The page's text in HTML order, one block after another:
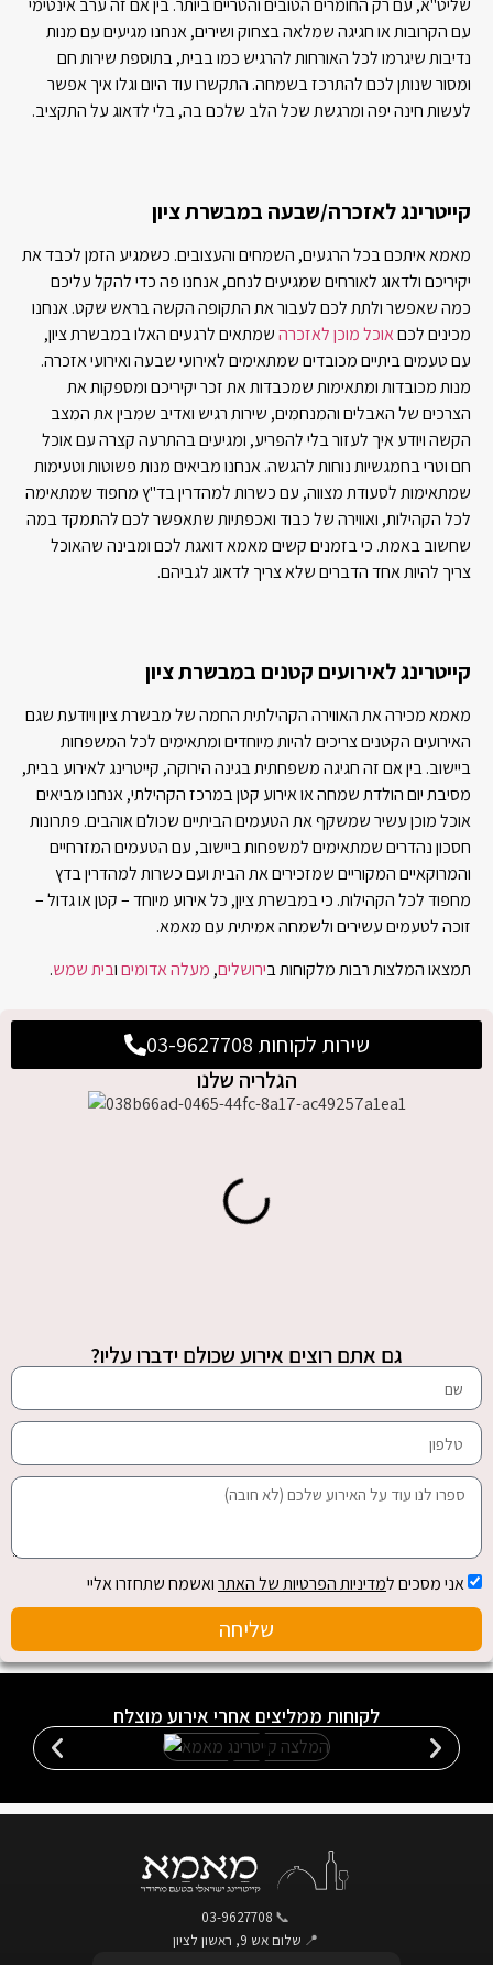
שירות לקוחות 03-9627708
הגלריה שלנו
גם אתם רוצים אירוע שכולם ידברו עליו?
אני מסכים למדיניות הפרטיות של האתרואשמח שתחזרו אליי
שליחה
שליט"א, עם רק החומרים הטובים והטריים ביותר. בין אם זה ערב אינטימי
עם הקרובות או חגיגה שמלאה בצחוק ושירים, אנחנו מגיעים עם מנות
נדיבות שיגרמו לכל האורחות להרגיש כמו בבית, בתוספת שירות חם
ומסור שנותן לכם להתרכז בשמחה. התקשרו עוד היום וגלו איך אפשר
לעשות חינה יפה ומרגשת שכל הלב שלכם בה, בלי לדאוג על התקציב.
קייטרינג לאזכרה/שבעה במבשרת ציון
מאמא איתכם בכל הרגעים, השמחים והעצובים. כשמגיע הזמן לכבד את
יקיריכם ולדאוג לאורחים שמגיעים לנחם, אנחנו פה כדי להקל עליכם
כמה שאפשר ולתת לכם לעבור את התקופה הקשה בראש שקט. אנחנו
מכינים לכםאוכל מוכן לאזכרהשמתאים לרגעים האלו במבשרת ציון,
עם טעמים ביתיים מכובדים שמתאימים לאירועי שבעה ואירועי אזכרה.
מנות מכובדות ומתאימות שמכבדות את זכר יקיריכם ומספקות את
הצרכים של האבלים והמנחמים, שירות רגיש ואדיב שמבין את המצב
הקשה ויודע איך לעזור בלי להפריע, ומגיעים בהתרעה קצרה עם אוכל
חם וטרי בחמגשיות נוחות להגשה. אנחנו מביאים מנות פשוטות וטעימות
שמתאימות לסעודת מצווה, עם כשרות למהדרין בד"ץ מחפוד שמתאימה
לכל הקהילות, ואווירה של כבוד ואכפתיות שתאפשר לכם להתמקד במה
שחשוב באמת. כי בזמנים קשים מאמא דואגת לכם ומבינה שהאוכל
צריך להיות אחד הדברים שלא צריך לדאוג לגביהם.
קייטרינג לאירועים קטנים במבשרת ציון
מאמא מכירה את האווירה הקהילתית החמה של מבשרת ציון ויודעת שגם
האירועים הקטנים צריכים להיות מיוחדים ומתאימים לכל המשפחות
ביישוב. בין אם זה חגיגה משפחתית בגינה הירוקה, קייטרינג לאירוע בבית,
מסיבת יום הולדת שמחה או אירוע קטן במרכז הקהילתי, אנחנו מביאים
אוכל מוכן עשיר שמשקף את הטעמים הביתיים שכולם אוהבים. פתרונות
חסכון נהדרים שמתאימים למשפחות ביישוב, עם הטעמים המזרחיים
והמרוקאיים המקוריים שמזכירים את הבית ועם כשרות למהדרין בדץ
מחפוד לכל הקהילות. כי במבשרת ציון, כל אירוע מיוחד – קטן או גדול –
זוכה לטעמים עשירים ולשמחה אמיתית עם מאמא.
תמצאו המלצות רבות מלקוחות בירושלים, מעלה אדומיםובית שמש.
לקוחות ממליצים אחרי אירוע מוצלח
📞
03-9627708
📍 שלום אש 9, ראשון לציון